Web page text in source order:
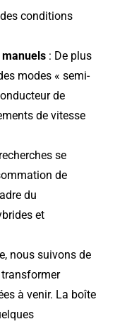
conditions
manuels : De plus
modes « semi-
de
de vitesse
se
de
du
et
nous suivons de
à venir. La boîte